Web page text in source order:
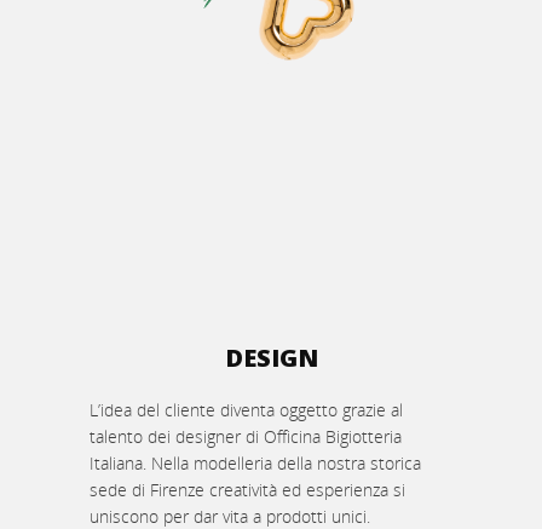
DESIGN
L’idea del cliente diventa oggetto grazie al
talento dei designer di Officina Bigiotteria
Italiana. Nella modelleria della nostra storica
sede di Firenze creatività ed esperienza si
uniscono per dar vita a prodotti unici.